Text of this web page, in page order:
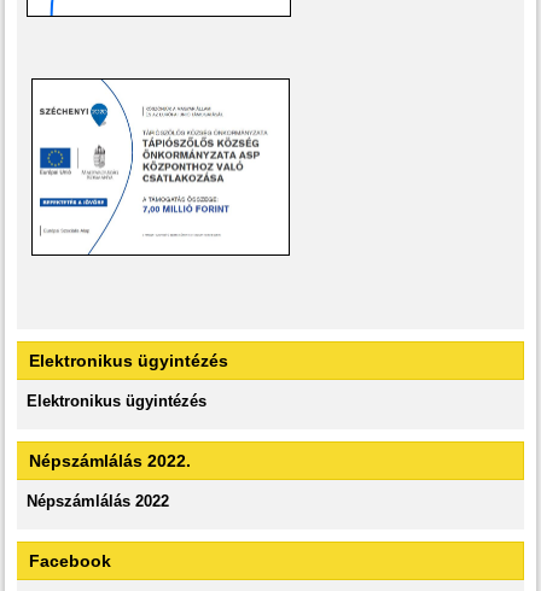
Elektronikus ügyintézés
Elektronikus ügyintézés
Népszámlálás 2022.
Népszámlálás 2022
Facebook